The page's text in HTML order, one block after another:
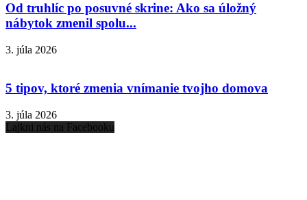
Od truhlíc po posuvné skrine: Ako sa úložný
nábytok zmenil spolu...
3. júla 2026
5 tipov, ktoré zmenia vnímanie tvojho domova
3. júla 2026
Lajkni nás na Facebooku